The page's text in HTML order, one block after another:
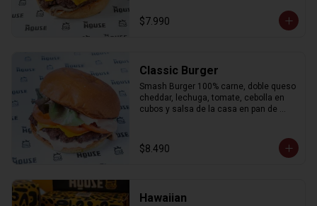
$7.990
Classic Burger
Smash Burger 100% carne, doble queso
cheddar, lechuga, tomate, cebolla en
cubos y salsa de la casa en pan de
$8.490
Hawaiian